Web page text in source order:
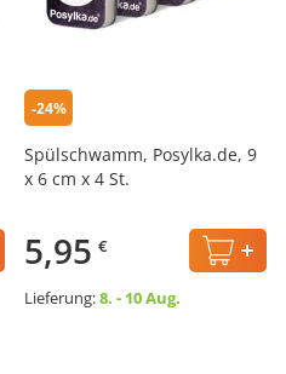
-24%
Spülschwamm, Posylka.de, 9
x 6 cm х 4 St.
5,95 €
Lieferung:8. - 10 Aug.